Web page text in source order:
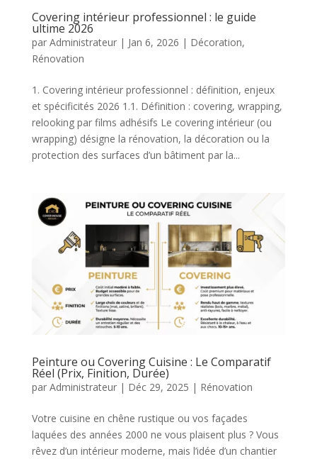
Covering intérieur professionnel : le guide
ultime 2026
par Administrateur| Jan 6, 2026 | Décoration,
Rénovation
1. Covering intérieur professionnel : définition, enjeux
et spécificités 2026 1.1. Définition : covering, wrapping,
relooking par films adhésifs Le covering intérieur (ou
wrapping) désigne la rénovation, la décoration ou la
protection des surfaces d’un bâtiment par la...
Peinture ou Covering Cuisine : Le Comparatif
Réel (Prix, Finition, Durée)
par Administrateur| Déc 29, 2025 | Rénovation
Votre cuisine en chêne rustique ou vos façades
laquées des années 2000 ne vous plaisent plus ? Vous
rêvez d’un intérieur moderne, mais l’idée d’un chantier